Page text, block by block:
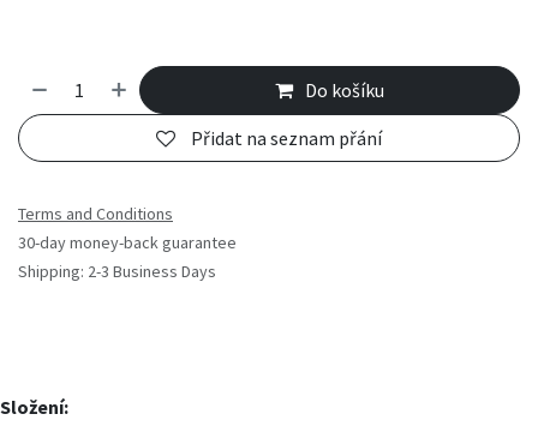
Do košíku
Přidat na seznam přání
Terms and Conditions
30-day money-back guarantee
Shipping: 2-3 Business Days
Složení: